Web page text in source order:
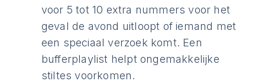
voor 5 tot 10 extra nummers voor het
geval de avond uitloopt of iemand met
een speciaal verzoek komt. Een
bufferplaylist helpt ongemakkelijke
stiltes voorkomen.